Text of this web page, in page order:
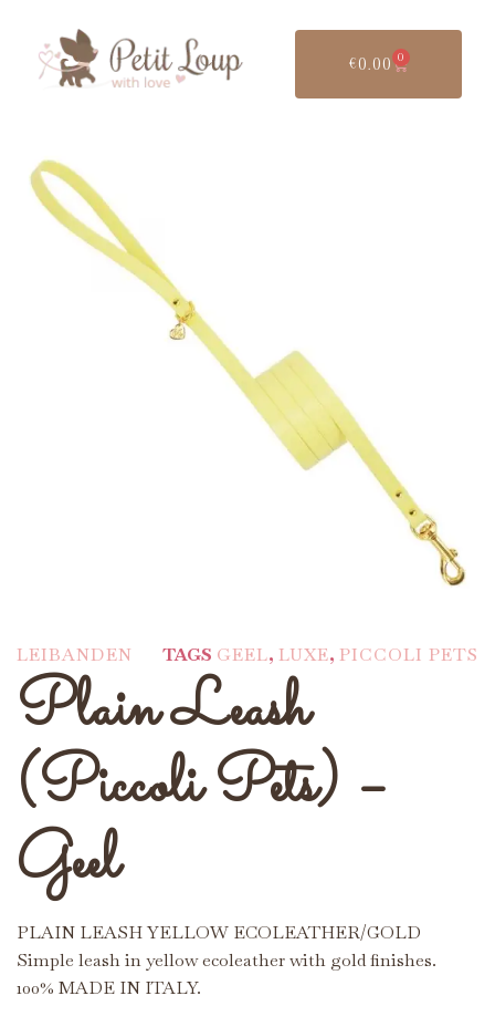
€0.00 0
LEIBANDEN TAGS GEEL, LUXE, PICCOLI PETS
Plain Leash
(Piccoli Pets) –
Geel
PLAIN LEASH YELLOW ECOLEATHER/GOLD
Simple leash in yellow ecoleather with gold finishes.
100% MADE IN ITALY.